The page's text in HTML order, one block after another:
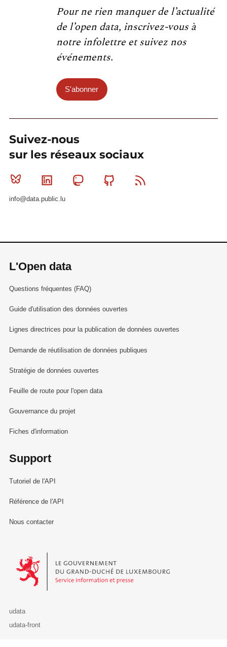
Pour ne rien manquer de l’actualité
de l’open data, inscrivez-vous à
notre infolettre et suivez nos
événements.
S'abonner
Suivez-nous
sur les réseaux sociaux
Bluesky Linkedin MastodonGithub
info@data.public.lu
L'Open data
Questions fréquentes (FAQ)
Guide d'utilisation des données ouvertes
Lignes directrices pour la publication de données ouvertes
Demande de réutilisation de données publiques
Stratégie de données ouvertes
Feuille de route pour l'open data
Gouvernance du projet
Fiches d'information
Support
Tutoriel de l'API
Référence de l'API
Nous contacter
Le Gouvernement du Grand-Duché de Luxembourg - Service
udata
udata-front